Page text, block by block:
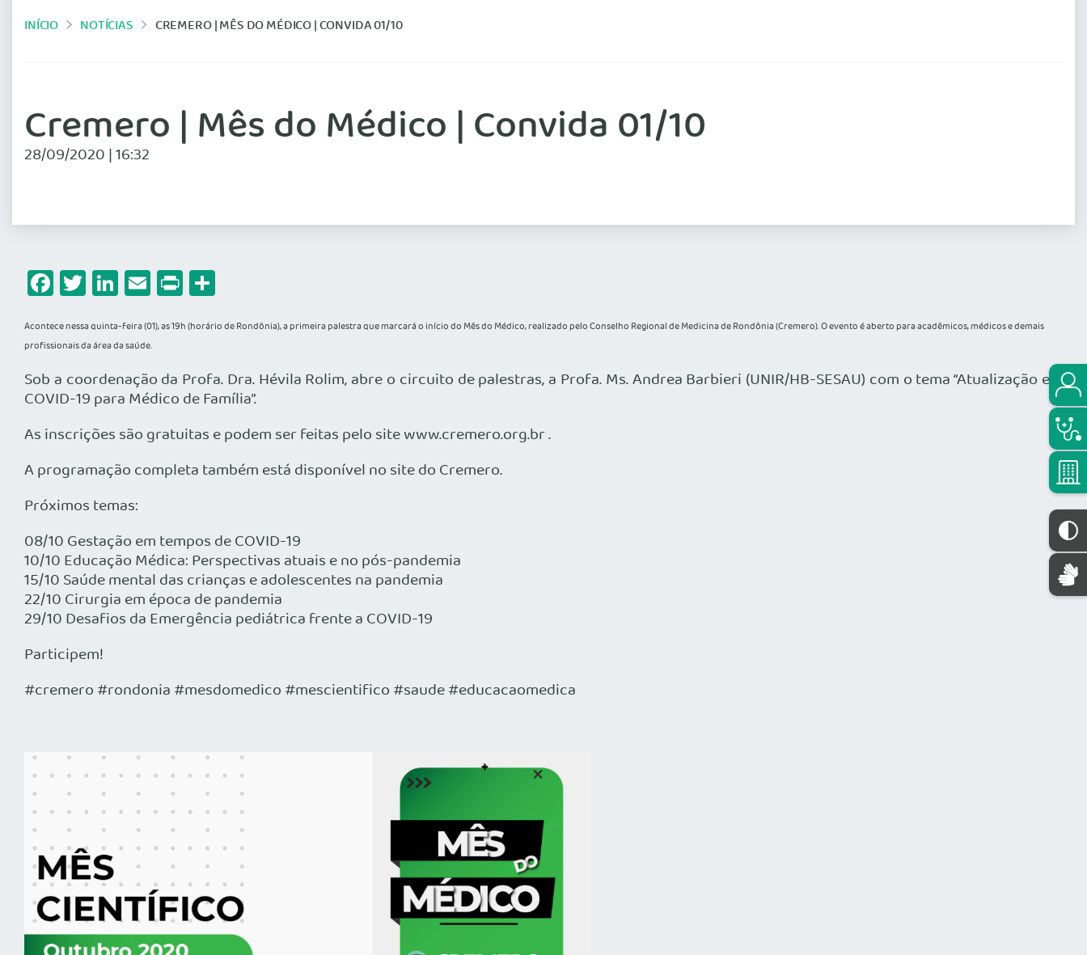
INÍCIO NOTÍCIAS CREMERO | MÊS DO MÉDICO | CONVIDA 01/10
Cremero | Mês do Médico | Convida 01/10
28/09/2020 | 16:32
Facebook
Twitter
LinkedIn
Email
Print
Acontece nessa quinta-feira (01), as 19h (horário de Rondônia), a primeira palestra que marcará o início do Mês do Médico, realizado pelo Conselho Regional de Medicina de Rondônia (Cremero). O evento é aberto para acadêmicos, médicos e demais
profissionais da área da saúde.
Sob a coordenação da Profa. Dra. Hévila Rolim, abre o circuito de palestras, a Profa. Ms. Andrea Barbieri (UNIR/HB-SESAU) com o tema “Atualização em
COVID-19 para Médico de Família”.
As inscrições são gratuitas e podem ser feitas pelo site www.cremero.org.br .
A programação completa também está disponível no site do Cremero.
Próximos temas:
08/10 Gestação em tempos de COVID-19
10/10 Educação Médica: Perspectivas atuais e no pós-pandemia
15/10 Saúde mental das crianças e adolescentes na pandemia
22/10 Cirurgia em época de pandemia
29/10 Desafios da Emergência pediátrica frente a COVID-19
Participem!
#cremero #rondonia #mesdomedico #mescientifico #saude #educacaomedica